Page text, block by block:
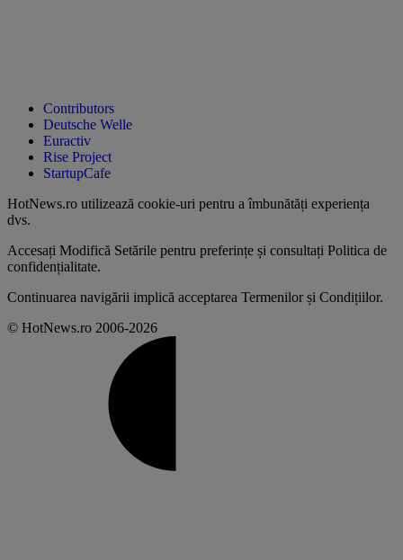
Contributors
Deutsche Welle
Euractiv
Rise Project
StartupCafe
HotNews.ro utilizează cookie-uri pentru a îmbunătăți experiența
dvs.
Accesați Modifică Setările pentru preferințe și consultați Politica de
confidențialitate.
Continuarea navigării implică acceptarea Termenilor și Condițiilor.
© HotNews.ro 2006-2026